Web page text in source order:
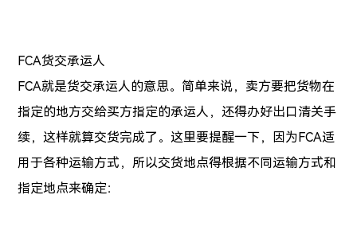
FCA货交承运人
FCA就是货交承运人的意思。简单来说，卖方要把货物在
指定的地方交给买方指定的承运人，还得办好出口清关手
续，这样就算交货完成了。这里要提醒一下，因为FCA适
用于各种运输方式，所以交货地点得根据不同运输方式和
指定地点来确定：